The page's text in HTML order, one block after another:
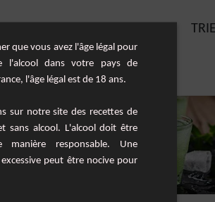
que vous avez l'âge légal pour
l'alcool dans votre pays de
l'âge légal est de 18 ans.
sur notre site des recettes de
sans alcool. L'alcool doit être
manière responsable. Une
peut être nocive pour